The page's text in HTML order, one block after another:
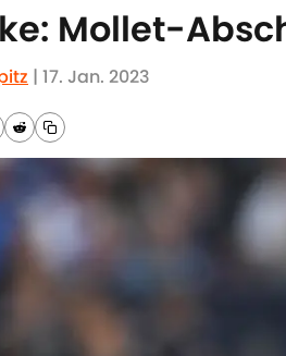
Mollet-
| 17. Jan. 2023